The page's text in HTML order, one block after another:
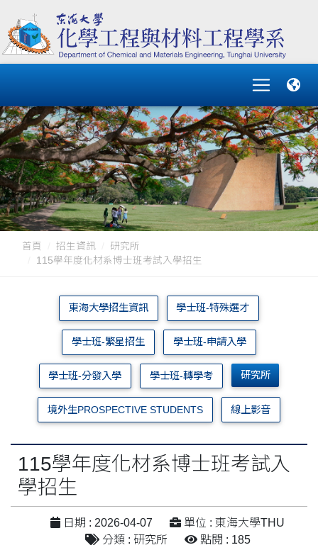
首頁 招生資訊
研究所
115學年度化材系博士班考試入學招生
東海大學招生資訊 學士班-特殊選才
學士班-繁星招生 學士班-申請入學
學士班-分發入學 學士班-轉學考 研究所
境外生PROSPECTIVE STUDENTS 線上影音
115學年度化材系博士班考試入
學招生
日期 : 2026-04-07
單位 : 東海大學THU
分類 : 研究所
點閱 : 185